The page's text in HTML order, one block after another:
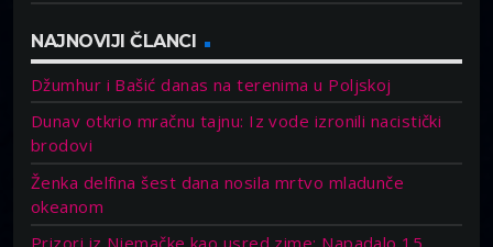
NAJNOVIJI ČLANCI
Džumhur i Bašić danas na terenima u Poljskoj
Dunav otkrio mračnu tajnu: Iz vode izronili nacistički
brodovi
Ženka delfina šest dana nosila mrtvo mladunče
okeanom